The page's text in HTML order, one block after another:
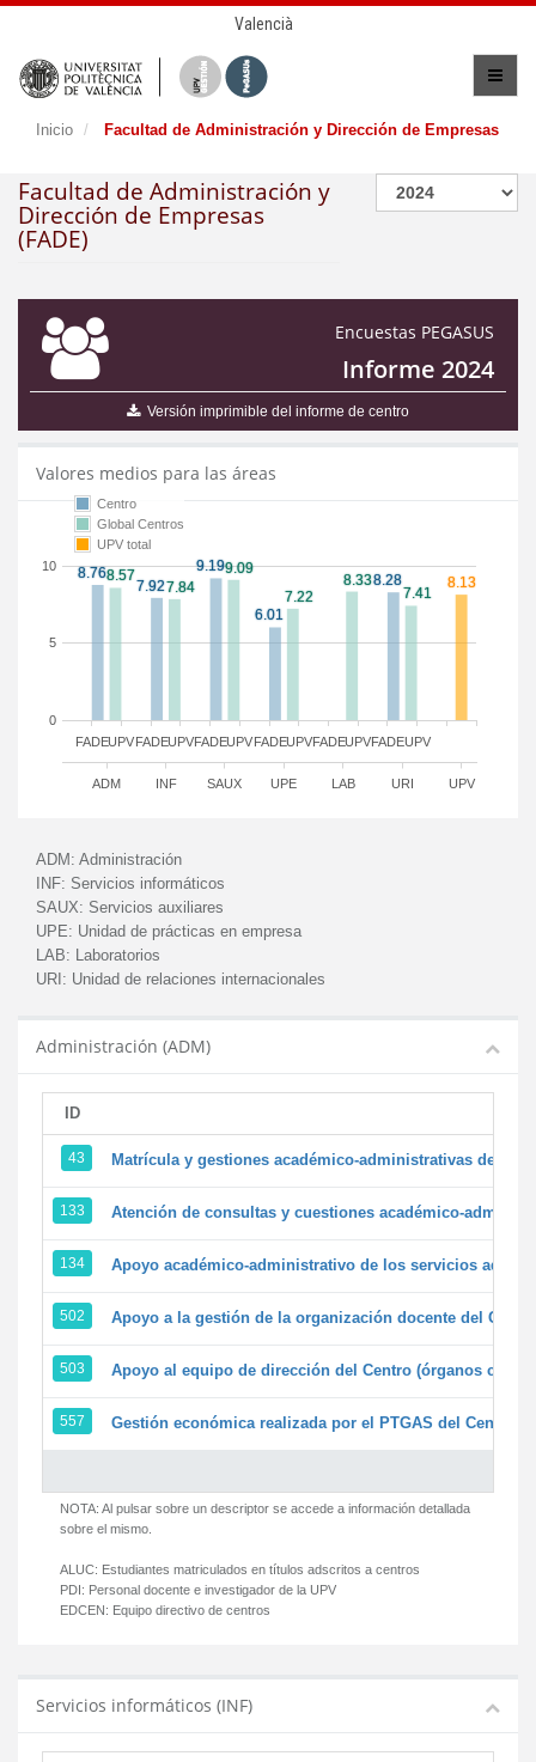
Valencià
Inicio Facultad de Administración y Dirección de Empresas
Facultad de Administración y
Dirección de Empresas
(FADE)
Encuestas PEGASUS
Informe 2024
Versión imprimible del informe de centro
Valores medios para las áreas
FADE FADE FADE FADE FADE FADE
UPV UPV UPV UPV UPV UPV
ADM INF SAUX UPE LAB URI UPV
0
5
10
Centro
Global Centros
UPV total
ADM: Administración
INF: Servicios informáticos
SAUX: Servicios auxiliares
UPE: Unidad de prácticas en empresa
LAB: Laboratorios
URI: Unidad de relaciones internacionales
Administración (ADM)
ID
43 Matrícula y gestiones académico-administrativas de la
133 Atención de consultas y cuestiones académico-
134 Apoyo académico-administrativo de los servicios
502 Apoyo a la gestión de la organización docente del
503 Apoyo al equipo de dirección del Centro (órganos
557 Gestión económica realizada por el PTGAS del Centro
NOTA: Al pulsar sobre un descriptor se accede a información detallada
sobre el mismo.
ALUC: Estudiantes matriculados en títulos adscritos a centros
PDI: Personal docente e investigador de la UPV
EDCEN: Equipo directivo de centros
Servicios informáticos (INF)